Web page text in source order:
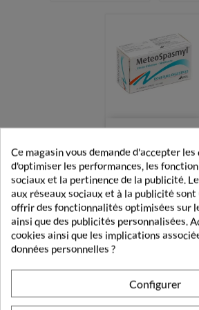
Digestives 30
Capsules Molles
5,49 €
Affichage 1-15 de 15 article(s)
Ce magasin vous demande d'accepter
d'optimiser les performances, les
sociaux et la pertinence de la publicité.
aux réseaux sociaux et à la publicité
offrir des fonctionnalités optimisées sur
ainsi que des publicités personnalisées.
cookies ainsi que les implications
données personnelles ?
Configurer